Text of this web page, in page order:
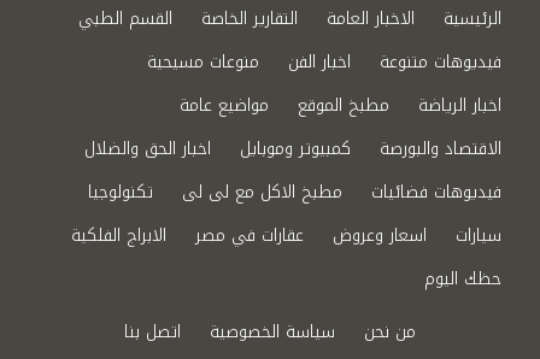
الرئيسية الاخبار العامة التقارير الخاصة
القسم الطبي
فيديوهات متنوعة
اخبار الفن
منوعات مسيحية
اخبار الرياضة
مطبخ الموقع
مواضيع عامة
الاقتصاد والبورصة
كمبيوتر وموبايل
اخبار الحق والضلال
فيديوهات فضائيات
مطبخ الاكل مع لى لى
تكنولوجيا
سيارات
اسعار وعروض عقارات في مصر
الابراج الفلكية
حظك اليوم
من نحن
سياسة الخصوصية اتصل بنا